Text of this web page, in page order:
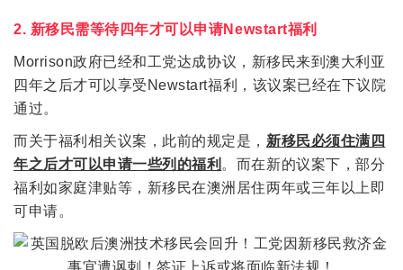
2. 新移民需等待四年才可以申请Newstart福利
Morrison政府已经和工党达成协议，新移民来到澳大利亚
四年之后才可以享受Newstart福利，该议案已经在下议院
通过。
而关于福利相关议案，此前的规定是， 新移民必须住满四
年之后才可以申请一些列的福利 。而在新的议案下，部分
福利如家庭津贴等，新移民在澳洲居住两年或三年以上即
可申请。